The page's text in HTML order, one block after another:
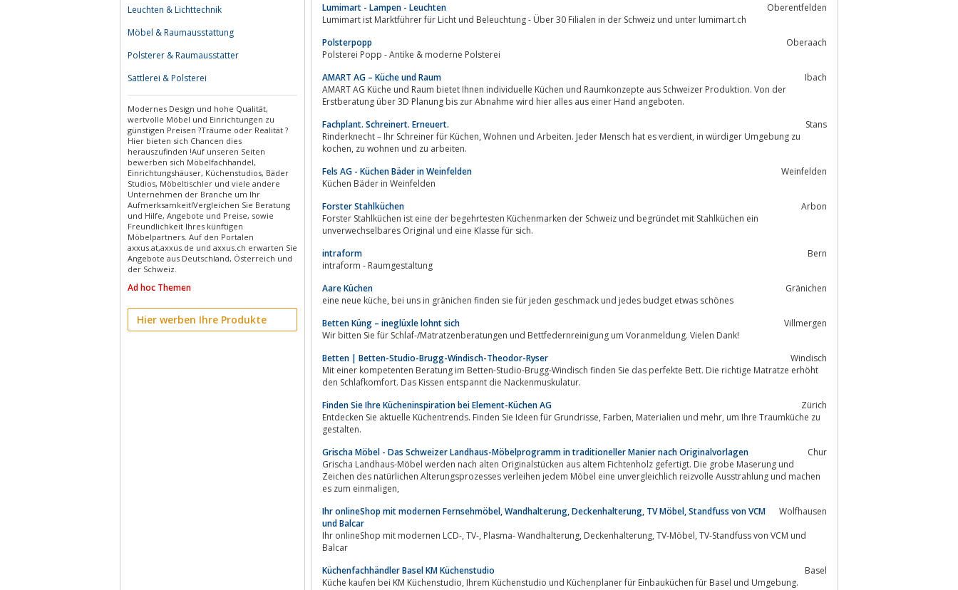
Leuchten & Lichttechnik
Möbel & Raumausstattung
Polsterer & Raumausstatter
Sattlerei & Polsterei
Modernes Design und hohe Qualität,
wertvolle Möbel und Einrichtungen zu
günstigen Preisen ?Träume oder Realität ?
Hier bieten sich Chancen dies
herauszufinden !Auf unseren Seiten
bewerben sich Möbelfachhandel,
Einrichtungshäuser, Küchenstudios, Bäder
Studios, Möbeltischler und viele andere
Unternehmen der Branche um Ihr
Aufmerksamkeit!Vergleichen Sie Beratung
und Hilfe, Angebote und Preise, sowie
Freundlichkeit Ihres künftigen
Möbelpartners. Auf den Portalen
axxus.at,axxus.de und axxus.ch erwarten Sie
Angebote aus Deutschland, Österreich und
der Schweiz.
Ad hoc Themen
Hier werben Ihre Produkte
Lumimart - Lampen - Leuchten
Oberentfelden
Lumimart ist Marktführer für Licht und Beleuchtung - Über 30 Filialen in der Schweiz und unter lumimart.ch
Polsterpopp
Oberaach
Polsterei Popp - Antike & moderne Polsterei
AMART AG – Küche und Raum
Ibach
AMART AG Küche und Raum bietet Ihnen individuelle Küchen und Raumkonzepte aus Schweizer Produktion. Von der
Erstberatung über 3D Planung bis zur Abnahme wird hier alles aus einer Hand angeboten.
Fachplant. Schreinert. Erneuert.
Stans
Rinderknecht – Ihr Schreiner für Küchen, Wohnen und Arbeiten. Jeder Mensch hat es verdient, in würdiger Umgebung zu
kochen, zu wohnen und zu arbeiten.
Fels AG - Küchen Bäder in Weinfelden
Weinfelden
Küchen Bäder in Weinfelden
Forster Stahlküchen
Arbon
Forster Stahlküchen ist eine der begehrtesten Küchenmarken der Schweiz und begründet mit Stahlküchen ein
unverwechselbares Original und eine Klasse für sich.
intraform
Bern
intraform - Raumgestaltung
Aare Küchen
Gränichen
eine neue küche, bei uns in gränichen finden sie für jeden geschmack und jedes budget etwas schönes
Betten Küng – ineglüxle lohnt sich
Villmergen
Wir bitten Sie für Schlaf-/Matratzenberatungen und Bettfedernreinigung um Voranmeldung. Vielen Dank!
Betten | Betten-Studio-Brugg-Windisch-Theodor-Ryser
Windisch
Mit einer kompetenten Beratung im Betten-Studio-Brugg-Windisch finden Sie das perfekte Bett. Die richtige Matratze erhöht
den Schlafkomfort. Das Kissen entspannt die Nackenmuskulatur.
Finden Sie Ihre Kücheninspiration bei Element-Küchen AG
Zürich
Entdecken Sie aktuelle Küchentrends. Finden Sie Ideen für Grundrisse, Farben, Materialien und mehr, um Ihre Traumküche zu
gestalten.
Grischa Möbel - Das Schweizer Landhaus-Möbelprogramm in traditioneller Manier nach Originalvorlagen
Chur
Grischa Landhaus-Möbel werden nach alten Originalstücken aus altem Fichtenholz gefertigt. Die grobe Maserung und
Zeichen des natürlichen Alterungsprozesses verleihen jedem Möbel eine unvergleichlich reizvolle Ausstrahlung und machen
es zum einmaligen,
Ihr onlineShop mit modernen Fernsehmöbel, Wandhalterung, Deckenhalterung, TV Möbel, Standfuss von VCM
und Balcar
Wolfhausen
Ihr onlineShop mit modernen LCD-, TV-, Plasma- Wandhalterung, Deckenhalterung, TV-Möbel, TV-Standfuss von VCM und
Balcar
Küchenfachhändler Basel KM Küchenstudio
Basel
Küche kaufen bei KM Küchenstudio, Ihrem Küchenstudio und Küchenplaner für Einbauküchen für Basel und Umgebung.